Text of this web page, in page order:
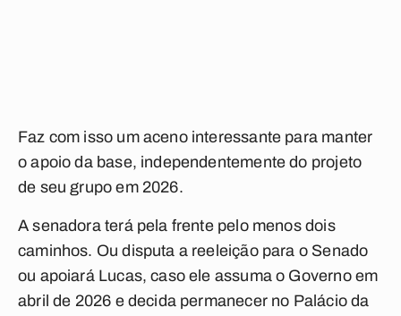
Faz com isso um aceno interessante para manter
o apoio da base, independentemente do projeto
de seu grupo em 2026.
A senadora terá pela frente pelo menos dois
caminhos. Ou disputa a reeleição para o Senado
ou apoiará Lucas, caso ele assuma o Governo em
abril de 2026 e decida permanecer no Palácio da